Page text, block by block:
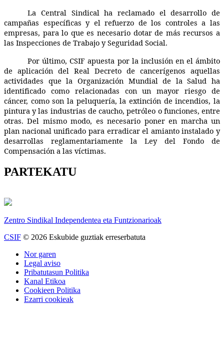
La Central Sindical ha reclamado el desarrollo de
campañas específicas y el refuerzo de los controles a las
empresas, para lo que es necesario dotar de más recursos a
las Inspecciones de Trabajo y Seguridad Social.
Por último, CSIF apuesta por la inclusión en el ámbito
de aplicación del Real Decreto de cancerígenos aquellas
actividades que la Organización Mundial de la Salud ha
identificado como relacionadas con un mayor riesgo de
cáncer, como son la peluquería, la extinción de incendios, la
pintura y las industrias de caucho, petróleo o funciones, entre
otras. Del mismo modo, es necesario poner en marcha un
plan nacional unificado para erradicar el amianto instalado y
desarrollas reglamentariamente la Ley del Fondo de
Compensación a las víctimas.
PARTEKATU
Zentro Sindikal Independentea eta Funtzionarioak
CSIF © 2026 Eskubide guztiak erreserbatuta
Nor garen
Legal aviso
Pribatutasun Politika
Kanal Etikoa
Cookieen Politika
Ezarri cookieak